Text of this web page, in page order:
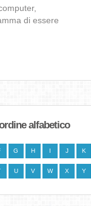
di essere
alfabetico
G H I J K
U V W X Y